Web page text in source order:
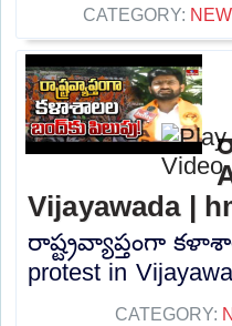
CATEGORY:
Vijayawada |
రాష్ట్రవ్యాప్తంగా
protest in
CATEGORY: